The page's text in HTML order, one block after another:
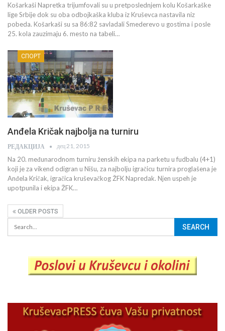
Košarkaši Napretka trijumfovali su u pretposlednjem kolu Košarkaške
lige Srbije dok su oba odbojkaška kluba iz Kruševca nastavila niz
pobeda. Košarkaši su sa 86:82 savladali Smederevo u gostima i posle
25. kola zauzimaju 6. mesto na tabeli…
СПОРТ
Anđela Kričak najbolja na turniru
РЕДАКЦИЈА дец 21, 2015
Na 20. međunarodnom turniru ženskih ekipa na parketu u fudbalu (4+1)
koji je za vikend odigran u Nišu, za najbolju igračicu turnira proglašena je
Anđela Kričak, igračica kruševačkog ŽFK Napredak. Njen uspeh je
upotpunila i ekipa ŽFK…
OLDER POSTS